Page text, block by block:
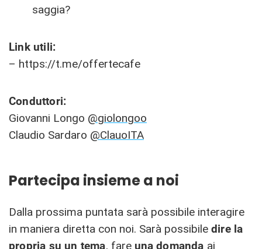
saggia?
Link utili:
– https://t.me/offertecafe
Conduttori:
Giovanni Longo @giolongoo
Claudio Sardaro @ClauoITA
Partecipa insieme a noi
Dalla prossima puntata sarà possibile interagire
in maniera diretta con noi. Sarà possibile dire la
propria su un tema, fare una domanda ai